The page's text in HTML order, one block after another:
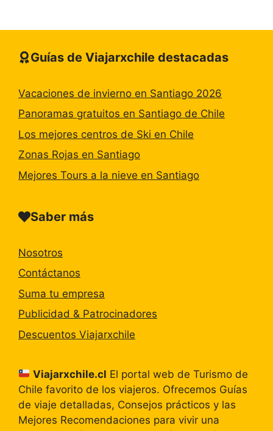
Guías de Viajarxchile destacadas
Vacaciones de invierno en Santiago 2026
Panoramas gratuitos en Santiago de Chile
Los mejores centros de Ski en Chile
Zonas Rojas en Santiago
Mejores Tours a la nieve en Santiago
Saber más
Nosotros
Contáctanos
Suma tu empresa
Publicidad & Patrocinadores
Descuentos Viajarxchile
Viajarxchile.cl El portal web de Turismo de
Chile favorito de los viajeros. Ofrecemos Guías
de viaje detalladas, Consejos prácticos y las
Mejores Recomendaciones para vivir una